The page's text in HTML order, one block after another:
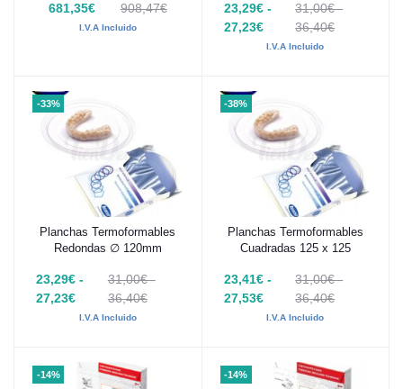
681,35€ 908,47€
I.V.A Incluido
23,29€ -
27,23€
31,00€ -
36,40€
I.V.A Incluido
-33%
Añadir al carrito
Planchas Termoformables
Redondas ∅ 120mm
23,29€ -
27,23€
31,00€ -
36,40€
I.V.A Incluido
-38%
Añadir al carrito
Planchas Termoformables
Cuadradas 125 x 125
23,41€ -
27,53€
31,00€ -
36,40€
I.V.A Incluido
-14% -14%